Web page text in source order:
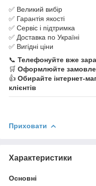
✅ Великий вибір
✅ Гарантія якості
✅ Сервіс і підтримка
✅ Доставка по Україні
✅ Вигідні ціни
📞 Телефонуйте вже
🛒 Оформлюйте
👍 Обирайте інтернет-
клієнтів
Приховати
Характеристики
Основні